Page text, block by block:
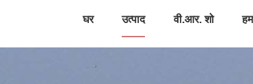
घर उत्पाद वी.आर. शो